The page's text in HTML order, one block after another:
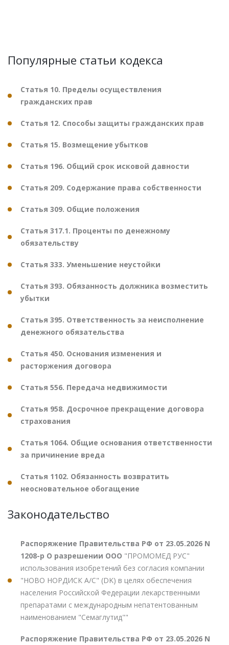
Популярные статьи кодекса
Статья 10. Пределы осуществления
гражданских прав
Статья 12. Способы защиты гражданских прав
Статья 15. Возмещение убытков
Статья 196. Общий срок исковой давности
Статья 209. Содержание права собственности
Статья 309. Общие положения
Статья 317.1. Проценты по денежному
обязательству
Статья 333. Уменьшение неустойки
Статья 393. Обязанность должника возместить
убытки
Статья 395. Ответственность за неисполнение
денежного обязательства
Статья 450. Основания изменения и
расторжения договора
Статья 556. Передача недвижимости
Статья 958. Досрочное прекращение договора
страхования
Статья 1064. Общие основания ответственности
за причинение вреда
Статья 1102. Обязанность возвратить
неосновательное обогащение
Законодательство
Распоряжение Правительства РФ от 23.05.2026 N
1208-р О разрешении ООО "ПРОМОМЕД РУС"
использования изобретений без согласия компании
"НОВО НОРДИСК А/С" (DK) в целях обеспечения
населения Российской Федерации лекарственными
препаратами с международным непатентованным
наименованием "Семаглутид""
Распоряжение Правительства РФ от 23.05.2026 N